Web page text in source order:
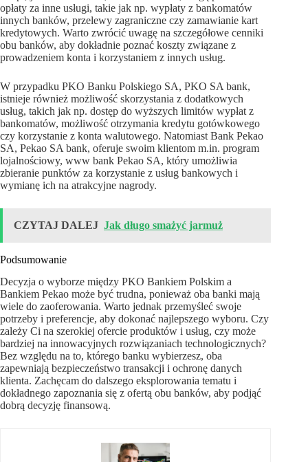
opłaty za inne usługi, takie jak np. wypłaty z bankomatów
innych banków, przelewy zagraniczne czy zamawianie kart
kredytowych. Warto zwrócić uwagę na szczegółowe cenniki
obu banków, aby dokładnie poznać koszty związane z
prowadzeniem konta i korzystaniem z innych usług.
W przypadku PKO Banku Polskiego SA, PKO SA bank,
istnieje również możliwość skorzystania z dodatkowych
usług, takich jak np. dostęp do wyższych limitów wypłat z
bankomatów, możliwość otrzymania kredytu gotówkowego
czy korzystanie z konta walutowego. Natomiast Bank Pekao
SA, Pekao SA bank, oferuje swoim klientom m.in. program
lojalnościowy, www bank Pekao SA, który umożliwia
zbieranie punktów za korzystanie z usług bankowych i
wymianę ich na atrakcyjne nagrody.
CZYTAJ DALEJ Jak długo smażyć jarmuż
Podsumowanie
Decyzja o wyborze między PKO Bankiem Polskim a
Bankiem Pekao może być trudna, ponieważ oba banki mają
wiele do zaoferowania. Warto jednak przemyśleć swoje
potrzeby i preferencje, aby dokonać najlepszego wyboru. Czy
zależy Ci na szerokiej ofercie produktów i usług, czy może
bardziej na innowacyjnych rozwiązaniach technologicznych?
Bez względu na to, którego banku wybierzesz, oba
zapewniają bezpieczeństwo transakcji i ochronę danych
klienta. Zachęcam do dalszego eksplorowania tematu i
dokładnego zapoznania się z ofertą obu banków, aby podjąć
dobrą decyzję finansową.